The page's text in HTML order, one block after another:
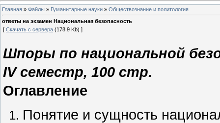
Главная » Файлы » Гуманитарные науки » Обществознание и политология
ответы на экзамен Национальная безопасность
[ Скачать с сервера (178.9 Kb) ]
Шпоры по национальной
IV семестр, 100 стр.
Оглавление
Понятие и сущность